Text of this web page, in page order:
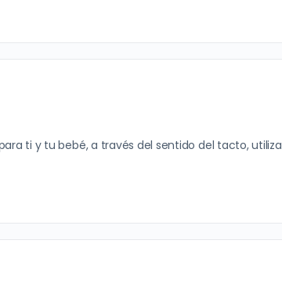
ti y tu bebé, a través del sentido del tacto, utiliza